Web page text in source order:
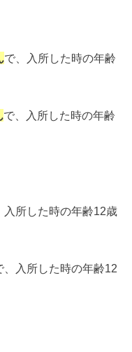
で、入所した時の年齢
で、入所した時の年齢
入所した時の年齢12歳
、入所した時の年齢12